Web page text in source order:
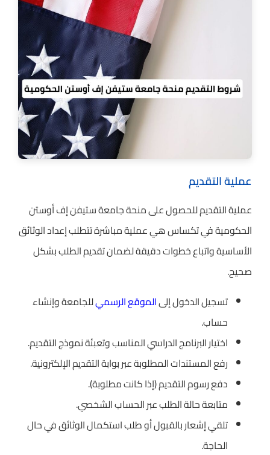
عملية التقديم
عملية التقديم للحصول على منحة جامعة ستيفن إف أوستن
الحكومية في تكساس هي عملية مباشرة تتطلب إعداد الوثائق
الأساسية واتباع خطوات دقيقة لضمان تقديم الطلب بشكل
صحيح.
تسجيل الدخول إلىالموقع الرسميللجامعة وإنشاء
حساب.
اختيار البرنامج الدراسي المناسب وتعبئة نموذج التقديم.
رفع المستندات المطلوبة عبر بوابة التقديم الإلكترونية.
دفع رسوم التقديم (إذا كانت مطلوبة).
متابعة حالة الطلب عبر الحساب الشخصي.
تلقي إشعار بالقبول أو طلب استكمال الوثائق في حال
الحاجة.